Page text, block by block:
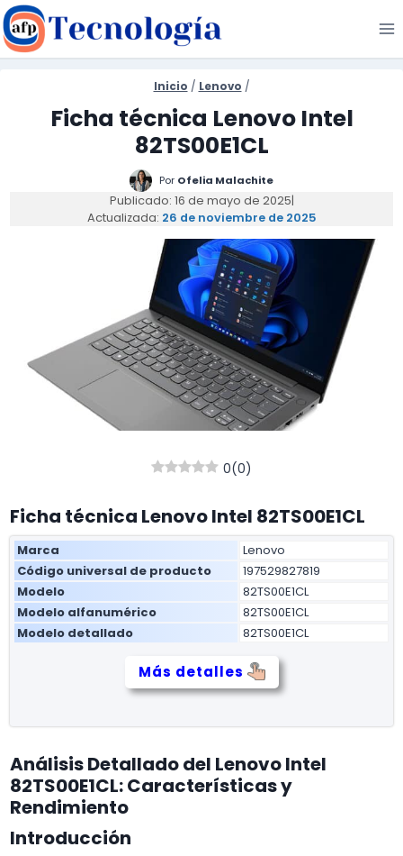
Saltar
al
contenido
Inicio / Lenovo /
Ficha técnica Lenovo Intel
82TS00E1CL
Por Ofelia Malachite
Publicado: 16 de mayo de 2025|
Actualizada: 26 de noviembre de 2025
0(0)
Ficha técnica Lenovo Intel 82TS00E1CL
Marca
Lenovo
Código universal de producto
197529827819
Modelo
82TS00E1CL
Modelo alfanumérico
82TS00E1CL
Modelo detallado
82TS00E1CL
Más detalles
Análisis Detallado del Lenovo Intel
82TS00E1CL: Características y
Rendimiento
Introducción